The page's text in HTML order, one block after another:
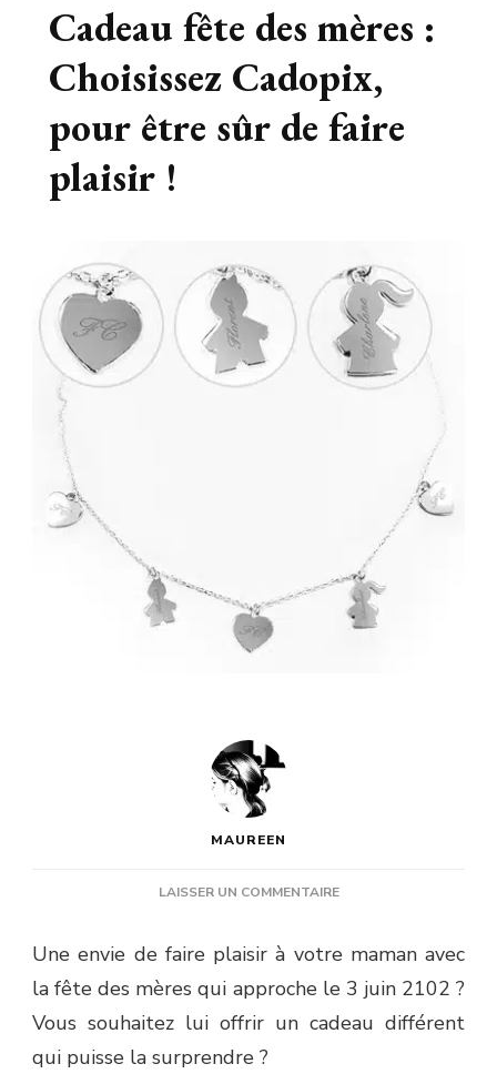
Cadeau fête des mères :
Choisissez Cadopix,
pour être sûr de faire
plaisir !
MAUREEN
LAISSER UN COMMENTAIRESUR
DES
MÈRES
CHOISISSEZ
Une envie de faire plaisir à votre maman avec
la fête des mères qui approche le 3 juin 2102 ?
Vous souhaitez lui offrir un cadeau différent
qui puisse la surprendre ?